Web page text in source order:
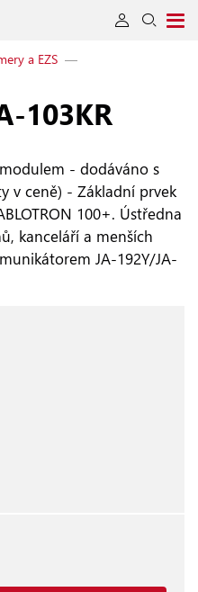
a EZS —
- dodáváno s
v ceně) - Základní prvek
100+. Ústředna
kanceláří a menších
JA-192Y/JA-